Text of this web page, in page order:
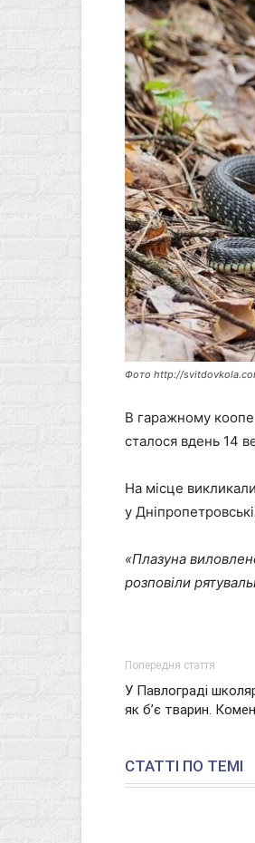
Фото http://
В гаражному
сталося вдень 14
На місце
у
«Плазуна
розповіли
Попередня стаття
У Павлограді
як б’є тварин.
СТАТТІ ПО ТЕМІ